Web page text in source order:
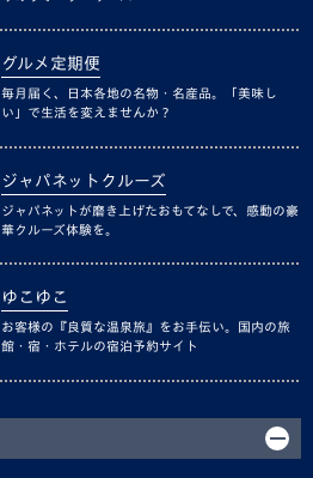
グルメ定期便
毎月届く、日本各地の名物・名産品。「美味し
い」で生活を変えませんか？
ジャパネットクルーズ
ジャパネットが磨き上げたおもてなしで、感動の豪
華クルーズ体験を。
ゆこゆこ
お客様の『良質な温泉旅』をお手伝い。国内の旅
館・宿・ホテルの宿泊予約サイト